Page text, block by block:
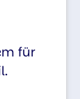
für